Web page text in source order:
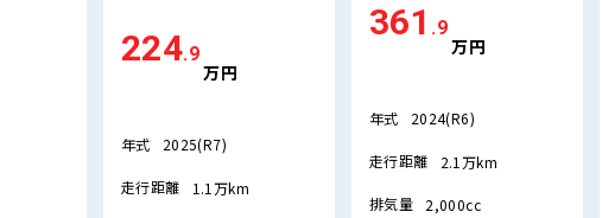
224.9
万円
年式 2025(R7)
走行距離 1.1万km
361 .9
万円
年式 2024(R6)
走行距離 2.1万km
排気量 2,000cc